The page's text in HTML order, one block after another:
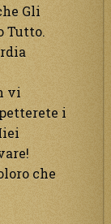
Gli
Tutto.
vi
i
che